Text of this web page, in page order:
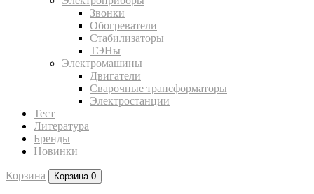
Звонки
Обогреватели
Стабилизаторы
ТЭНы
Электромашины
Двигатели
Сварочные трансформаторы
Электростанции
Тест
Литература
Бренды
Новинки
Корзина Корзина 0